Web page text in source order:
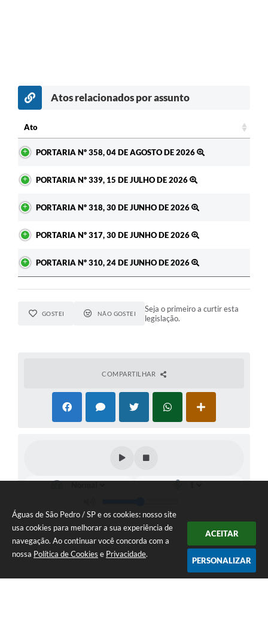
Águas de São Pedro / SP e os cookies: nosso site
usa cookies para melhorar a sua experiência de
navegação. Ao continuar você concorda com a
nossa Política de Cookies e Privacidade.
ACEITAR
PERSONALIZAR
Atos relacionados por assunto
Ato
PORTARIA Nº 358, 04 DE AGOSTO DE 2026
PORTARIA Nº 339, 15 DE JULHO DE 2026
PORTARIA Nº 318, 30 DE JUNHO DE 2026
PORTARIA Nº 317, 30 DE JUNHO DE 2026
PORTARIA Nº 310, 24 DE JUNHO DE 2026
GOSTEI NÃO GOSTEI
Seja o primeiro a curtir esta
legislação.
COMPARTILHAR